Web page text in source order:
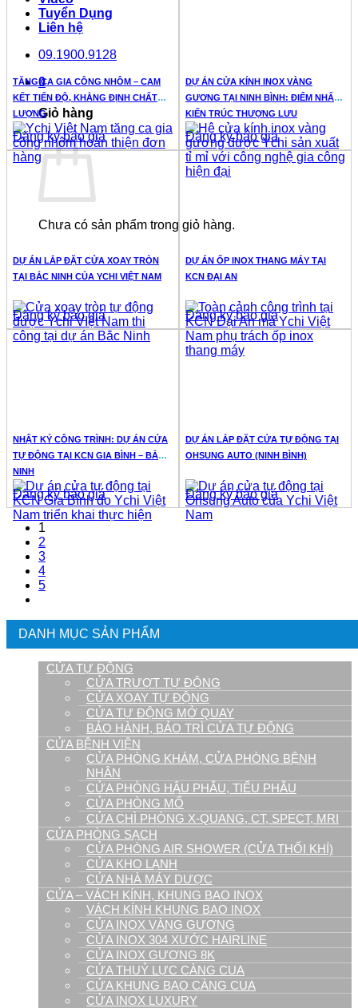
Tuyển Dụng
Liên hệ
09.1900.9128
0
Giỏ hàng
Chưa có sản phẩm trong giỏ hàng.
TĂNG CA GIA CÔNG NHÔM – CAM
KẾT TIẾN ĐỘ, KHẲNG ĐỊNH CHẤT
LƯỢNG
Đăng ký báo giá
DỰ ÁN CỬA KÍNH INOX VÀNG
GƯƠNG TẠI NINH BÌNH: ĐIỂM NHẤN
KIẾN TRÚC THƯỢNG LƯU
Đăng ký báo giá
DỰ ÁN LẮP ĐẶT CỬA XOAY TRÒN
TẠI BẮC NINH CỦA YCHI VIỆT NAM
Đăng ký báo giá
DỰ ÁN ỐP INOX THANG MÁY TẠI
KCN ĐẠI AN
Đăng ký báo giá
NHẬT KÝ CÔNG TRÌNH: DỰ ÁN CỬA
TỰ ĐỘNG TẠI KCN GIA BÌNH – BẮC
NINH
Đăng ký báo giá
DỰ ÁN LẮP ĐẶT CỬA TỰ ĐỘNG TẠI
OHSUNG AUTO (NINH BÌNH)
Đăng ký báo giá
1
2
3
4
5
DANH MỤC SẢN PHẨM
CỬA TỰ ĐỘNG
CỬA TRƯỢT TỰ ĐỘNG
CỬA XOAY TỰ ĐỘNG
CỬA TỰ ĐỘNG MỞ QUAY
BẢO HÀNH, BẢO TRÌ CỬA TỰ ĐỘNG
CỬA BỆNH VIỆN
CỬA PHÒNG KHÁM, CỬA PHÒNG BỆNH
NHÂN
CỬA PHÒNG HẬU PHẪU, TIỂU PHẪU
CỬA PHÒNG MỔ
CỬA CHÌ PHÒNG X-QUANG, CT, SPECT, MRI
CỬA PHÒNG SẠCH
CỬA PHÒNG AIR SHOWER (CỬA THỔI KHÍ)
CỬA KHO LẠNH
CỬA NHÀ MÁY DƯỢC
CỬA – VÁCH KÍNH, KHUNG BAO INOX
VÁCH KÍNH KHUNG BAO INOX
CỬA INOX VÀNG GƯƠNG
CỬA INOX 304 XƯỚC HAIRLINE
CỬA INOX GƯƠNG 8K
CỬA THUỶ LỰC CÀNG CUA
CỬA KHUNG BAO CÀNG CUA
CỬA INOX LUXURY